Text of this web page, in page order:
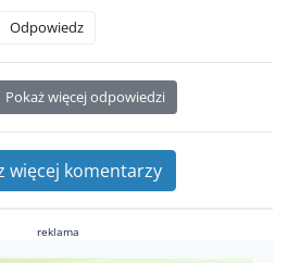
Odpowiedz
Pokaż więcej odpowiedzi
więcej komentarzy
reklama